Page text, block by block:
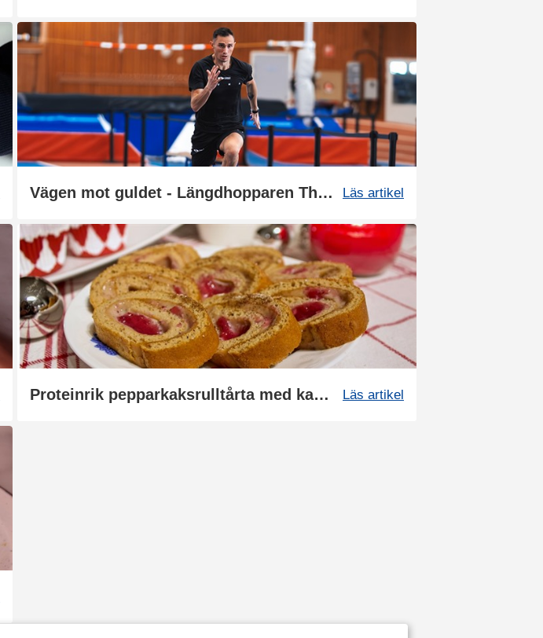
Vägen mot guldet - Längdhopparen Thobias Montler Läs artikel
Proteinrik pepparkaksrulltårta med kasein-fyllning Läs artikel